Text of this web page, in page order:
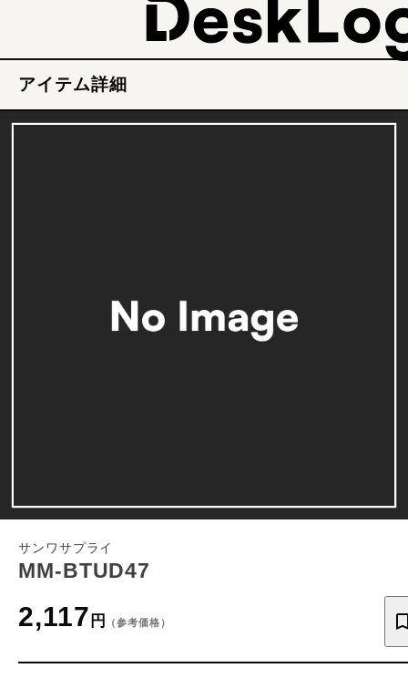
アイテム詳細
サンワサプライ
MM-BTUD47
2,117 円 （参考価格）